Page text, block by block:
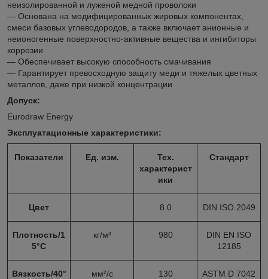
неизолированной и луженой медной проволоки
— Основана на модифицированных жировых компонентах,
смеси базовых углеводородов, а также включает анионные и
неионогенные поверхностно-активные вещества и ингибиторы
коррозии
— Обеспечивает высокую способность смачивания
— Гарантирует превосходную защиту меди и тяжелых цветных
металлов, даже при низкой концентрации
Допуск:
Eurodraw Energy
Эксплуатационные характеристики:
Показатели Ед. изм.
Тех.
характерист
ики
Стандарт
Цвет 8.0 DIN ISO 2049
Плотность/1
5°С
кг/м³ 980
DIN EN ISO
12185
Вязкость/40°
мм²/с 130 ASTM D 7042